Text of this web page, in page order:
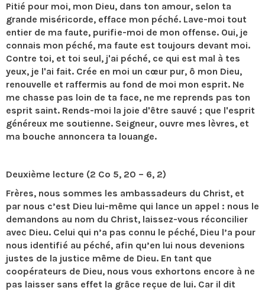
Pitié pour moi, mon Dieu, dans ton amour, selon ta
grande miséricorde, efface mon péché. Lave-moi tout
entier de ma faute, purifie-moi de mon offense. Oui, je
connais mon péché, ma faute est toujours devant moi.
Contre toi, et toi seul, j'ai péché, ce qui est mal à tes
yeux, je l'ai fait. Crée en moi un cœur pur, ô mon Dieu,
renouvelle et raffermis au fond de moi mon esprit. Ne
me chasse pas loin de ta face, ne me reprends pas ton
esprit saint. Rends-moi la joie d'être sauvé ; que l'esprit
généreux me soutienne. Seigneur, ouvre mes lèvres, et
ma bouche annoncera ta louange.
Deuxième lecture (2 Co 5, 20 – 6, 2)
Frères, nous sommes les ambassadeurs du Christ, et
par nous c’est Dieu lui-même qui lance un appel : nous le
demandons au nom du Christ, laissez-vous réconcilier
avec Dieu. Celui qui n’a pas connu le péché, Dieu l’a pour
nous identifié au péché, afin qu’en lui nous devenions
justes de la justice même de Dieu. En tant que
coopérateurs de Dieu, nous vous exhortons encore à ne
pas laisser sans effet la grâce reçue de lui. Car il dit